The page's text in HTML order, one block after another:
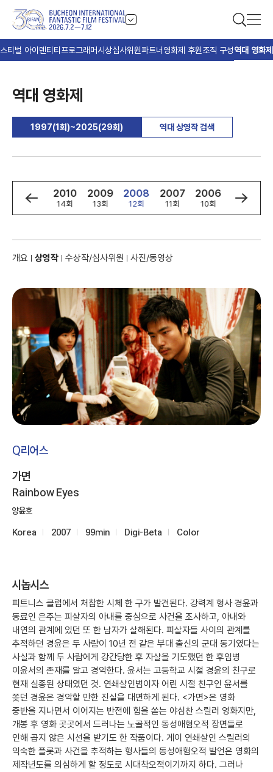
티벌 아이덴티티 프로그래머시상심사위원파트너 영화제 후원조직 구성역대 영화제
역대 영화제
1997(1회)~2025(29회) 역대 상영작 검색
2011
15회
2010
14회
2009
13회
2008
12회
2007
11회
2006
10회
2005
9회
개요 상영작 수상작/심사위원 사진/동영상
Q리어스
가면
Rainbow Eyes
양윤호
Korea 2007 99min Digi-Beta Color
시놉시스
피트니스 클럽에서 처참한 시체 한 구가 발견된다. 강력계 형사 경윤과
동료인 은주는 피살자의 아내를 중심으로 사건을 조사하고, 아내와
내연의 관계에 있던 또 한 남자가 살해된다. 피살자들 사이의 관계를
추적하던 경윤은 두 사람이 10년 전 같은 부대 출신의 군대 동기였다는
사실과 함께 두 사람에게 강간당한 후 자살을 기도했던 한 후임병
이윤서의 존재를 알고 경악한다. 윤서는 고등학교 시절 경윤의 친구로
현재 실종된 상태였던 것. 연쇄살인범이자 어린 시절 친구인 윤서를
쫒던 경윤은 경악할 만한 진실을 대면하게 된다. <가면>은 영화
중반을 지나면서 이어지는 반전에 힘을 쏟는 야심찬 스릴러 영화지만,
개봉 후 영화 곳곳에서 드러나는 노골적인 동성애혐오적 장면들로
인해 곱지 않은 시선을 받기도 한 작품이다. 게이 연쇄살인 스릴러의
익숙한 플롯과 사건을 추적하는 형사들의 동성애혐오적 발언은 영화의
제작년도를 의심하게 할 정도로 시대착오적이기까지 하다. 그러나